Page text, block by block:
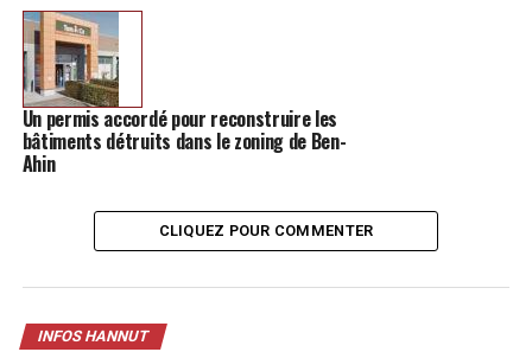
Un permis accordé pour reconstruire les
bâtiments détruits dans le zoning de Ben-
Ahin
CLIQUEZ POUR COMMENTER
INFOS HANNUT